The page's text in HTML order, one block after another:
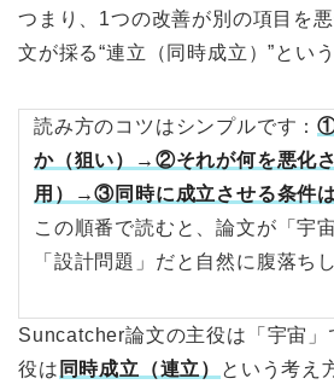
つまり、1つの改善が別の項目を
文が採る“連立（同時成立）”とい
読み方のコツはシンプルです：①
か（狙い）→②それが何を悪化
用）→③同時に成立させる条件は
この順番で読むと、論文が「宇
「設計問題」だと自然に腹落ち
Suncatcher論文の主役は「宇宙」
役は 同時成立（連立）
という考え